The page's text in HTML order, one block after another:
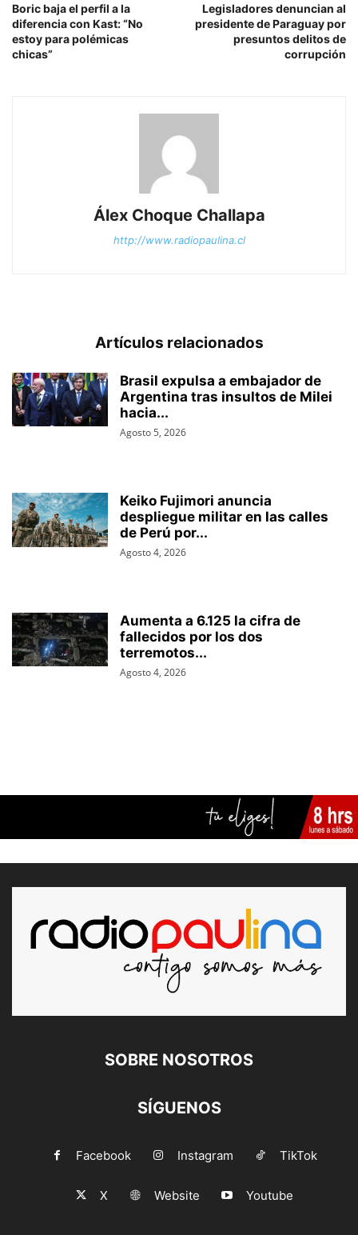
Boric baja el perfil a la
diferencia con Kast: “No
estoy para polémicas
chicas”
Legisladores denuncian al
presidente de Paraguay por
presuntos delitos de
corrupción
Álex Choque Challapa
http://www.radiopaulina.cl
Artículos relacionados
Brasil expulsa a embajador de
Argentina tras insultos de Milei
hacia...
Agosto 5, 2026
Keiko Fujimori anuncia
despliegue militar en las calles
de Perú por...
Agosto 4, 2026
Aumenta a 6.125 la cifra de
fallecidos por los dos
terremotos...
Agosto 4, 2026
SOBRE NOSOTROS
SÍGUENOS
Facebook Instagram TikTok
X Website Youtube